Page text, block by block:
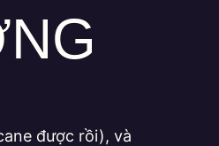
được rồi), và